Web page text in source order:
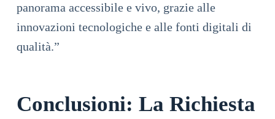
panorama accessibile e vivo, grazie alle
innovazioni tecnologiche e alle fonti digitali di
qualità.”
Conclusioni: La Richiesta